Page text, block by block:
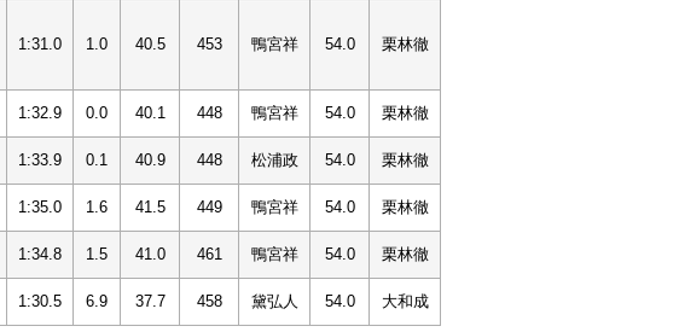
1:31.0 1.0 40.5 453 鴨宮祥 54.0 栗林徹
1:32.9 0.0 40.1 448 鴨宮祥 54.0 栗林徹
1:33.9 0.1 40.9 448 松浦政 54.0 栗林徹
1:35.0 1.6 41.5 449 鴨宮祥 54.0 栗林徹
1:34.8 1.5 41.0 461 鴨宮祥 54.0 栗林徹
1:30.5 6.9 37.7 458 黛弘人 54.0 大和成